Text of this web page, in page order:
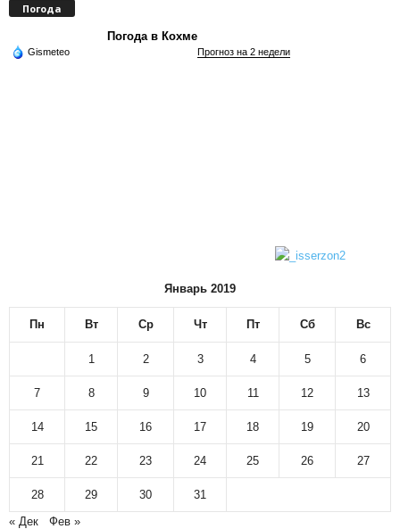
Погода
Погода в Кохме
Gismeteo Прогноз на 2 недели
Январь 2019
Пн Вт Ср Чт Пт Сб Вс
1 2 3 4 5 6
7 8 9 10 11 12 13
14 15 16 17 18 19 20
21 22 23 24 25 26 27
28 29 30
31
« Дек
Фев »